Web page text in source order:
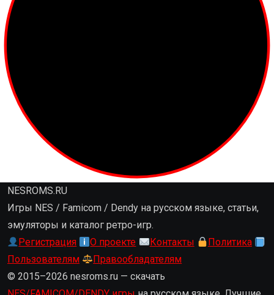
NESROMS.RU
Игры NES / Famicom / Dendy на русском языке, статьи,
эмуляторы и каталог ретро-игр.
Регистрация
О проекте Контакты
Политика
Пользователям
Правообладателям
© 2015–2026 nesroms.ru — скачать